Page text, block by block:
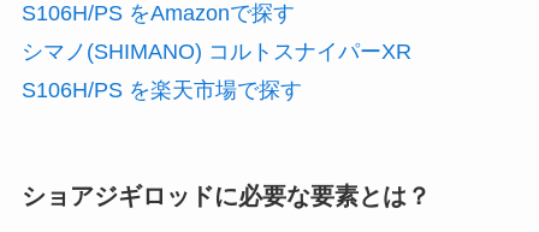
S106H/PS をAmazonで探す
シマノ(SHIMANO) コルトスナイパーXR
S106H/PS を楽天市場で探す
ショアジギロッドに必要な要素とは？